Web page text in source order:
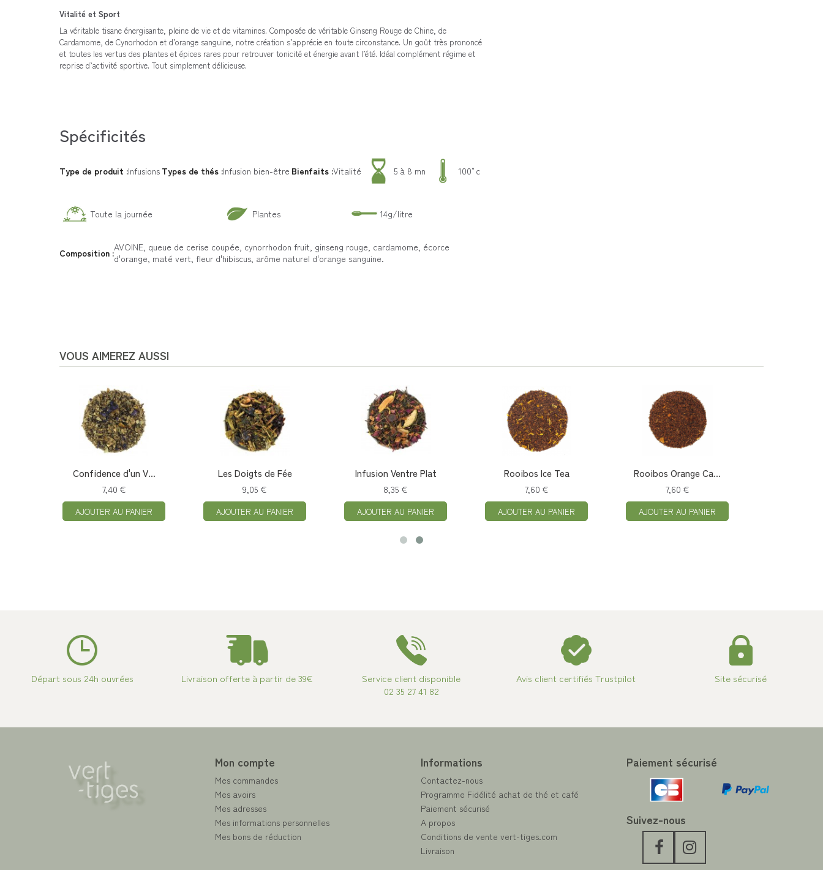
Vitalité et Sport
La véritable tisane énergisante, pleine de vie et de vitamines. Composée de véritable Ginseng Rouge de Chine, de
Cardamome, de Cynorhodon et d’orange sanguine, notre création s’apprécie en toute circonstance. Un goût très prononcé
et toutes les vertus des plantes et épices rares pour retrouver tonicité et énergie avant l’été. Idéal complément régime et
reprise d’activité sportive. Tout simplement délicieuse.
Spécificités
Type de produit :Infusions Types de thés :Infusion bien-être Bienfaits :Vitalité 5 à 8 mn 100°c
Toute la journée Plantes 14g/litre
Composition :AVOINE, queue de cerise coupée, cynorrhodon fruit, ginseng rouge, cardamome, écorce
d'orange, maté vert, fleur d'hibiscus, arôme naturel d'orange sanguine.
VOUS AIMEREZ AUSSI
Confidence d'un V...
7,40 €
AJOUTER AU PANIER
Les Doigts de Fée
9,05 €
AJOUTER AU PANIER
Infusion Ventre Plat
8,35 €
AJOUTER AU PANIER
Rooibos Ice Tea
7,60 €
AJOUTER AU PANIER
Rooibos Orange Ca...
7,60 €
AJOUTER AU PANIER
Départ sous 24h ouvrées Livraison offerte à partir de 39€
Service client disponible
02 35 27 41 82
Avis client certifiés Trustpilot Site sécurisé
Mon compte
Mes commandes
Mes avoirs
Mes adresses
Mes informations personnelles
Mes bons de réduction
Informations
Contactez-nous
Programme Fidélité achat de thé et café
Paiement sécurisé
A propos
Conditions de vente vert-tiges.com
Livraison
Paiement sécurisé
Suivez-nous